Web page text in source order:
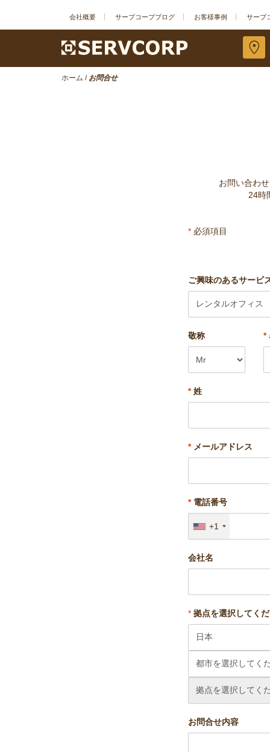
会社概要 サーブコープブログ お客様事例 サーブ
ホーム / お問合せ
お問い合わ
24時
*必須項目
ご興味のあるサービ
敬称 *
*姓
*メールアドレス
*電話番号
+1
会社名
* 拠点を選択してく
お問合せ内容